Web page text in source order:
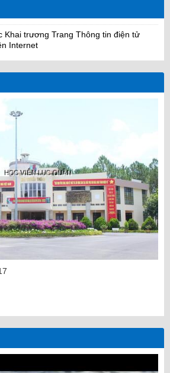
Khai trương Trang Thông tin điện tử
Internet